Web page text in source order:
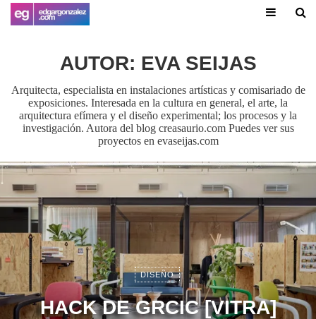
AUTOR: EVA SEIJAS
Arquitecta, especialista en instalaciones artísticas y comisariado de
exposiciones. Interesada en la cultura en general, el arte, la
arquitectura efímera y el diseño experimental; los procesos y la
investigación. Autora del blog creasaurio.com Puedes ver sus
proyectos en evaseijas.com
DISEÑO
HACK DE GRCIC [VITRA]